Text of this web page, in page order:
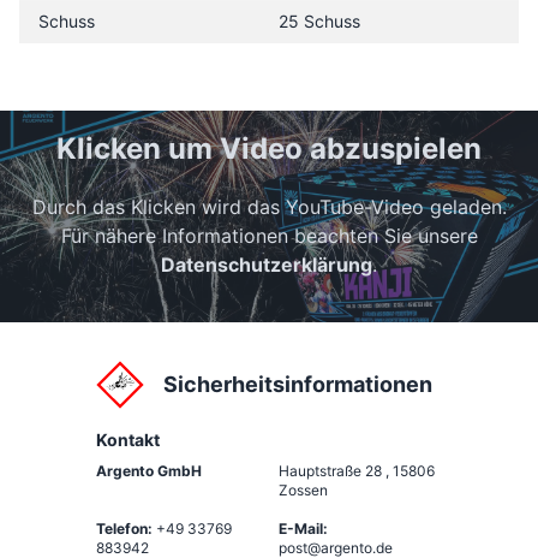
Schuss 25 Schuss
Klicken um Video abzuspielen
Durch das Klicken wird das YouTube-Video geladen.
Für nähere Informationen beachten Sie unsere
Datenschutzerklärung.
Sicherheitsinformationen
Kontakt
Argento GmbH Hauptstraße 28 , 15806
Zossen
Telefon: +49 33769
883942
E-Mail:
post@argento.de